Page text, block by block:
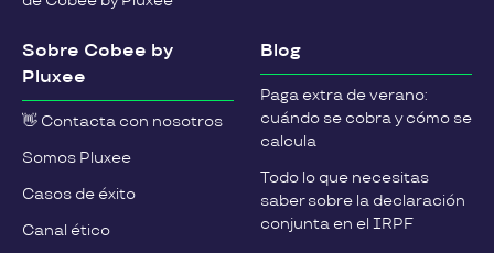
Sobre Cobee by
Pluxee
👋 Contacta con nosotros
Somos Pluxee
Casos de éxito
Canal ético
Blog
Paga extra de verano:
cuándo se cobra y cómo se
calcula
Todo lo que necesitas
saber sobre la declaración
conjunta en el IRPF